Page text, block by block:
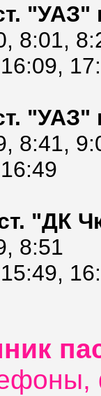
8:01,
8:41,
"ДК
8:51